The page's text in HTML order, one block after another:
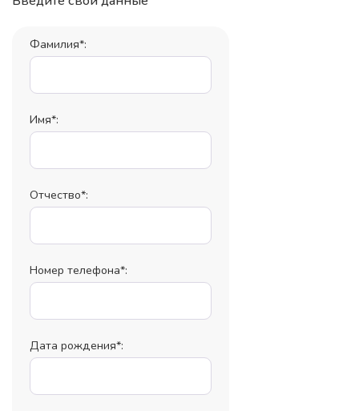
Фамилия*:
Имя*:
Отчество*:
Номер телефона*:
Дата рождения*: